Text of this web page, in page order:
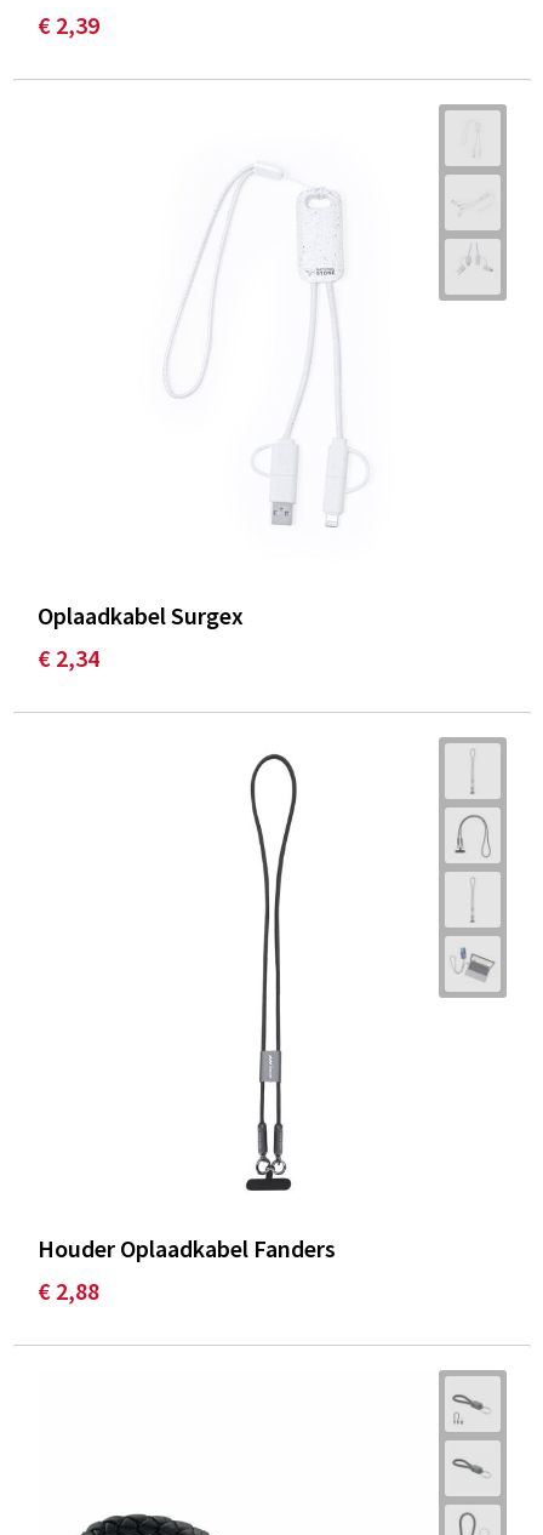
€ 2,39
Oplaadkabel Surgex
€ 2,34
Houder Oplaadkabel Fanders
€ 2,88